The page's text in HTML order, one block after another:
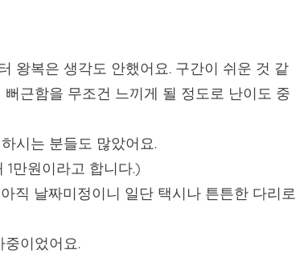
왕복은 생각도 안했어요. 구간이 쉬운 것 같
근함을 무조건 느끼게 될 정도로 난이도 중
시는 분들도 많았어요.
만원이라고 합니다.)
직 날짜미정이니 일단 택시나 튼튼한 다리로
중이었어요.